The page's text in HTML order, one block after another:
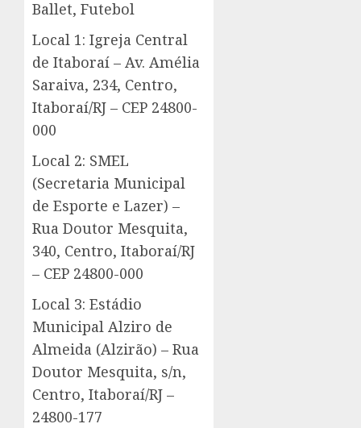
Ballet, Futebol
Local 1: Igreja Central
de Itaboraí – Av. Amélia
Saraiva, 234, Centro,
Itaboraí/RJ – CEP 24800-
000
Local 2: SMEL
(Secretaria Municipal
de Esporte e Lazer) –
Rua Doutor Mesquita,
340, Centro, Itaboraí/RJ
– CEP 24800-000
Local 3: Estádio
Municipal Alziro de
Almeida (Alzirão) – Rua
Doutor Mesquita, s/n,
Centro, Itaboraí/RJ –
24800-177